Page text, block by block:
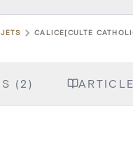
CALICE[CULTE
(2)